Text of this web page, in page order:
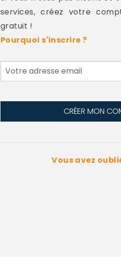
services, créez votre
gratuit !
Pourquoi s'inscrire ?
Vous avez